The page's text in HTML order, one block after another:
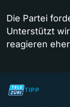
Die Partei
Unterstützt
reagieren
TIPP